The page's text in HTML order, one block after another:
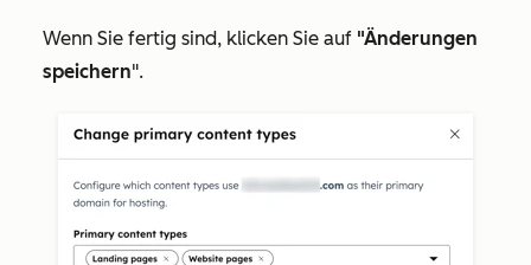
Wenn Sie fertig sind, klicken Sie auf "Änderungen
speichern".